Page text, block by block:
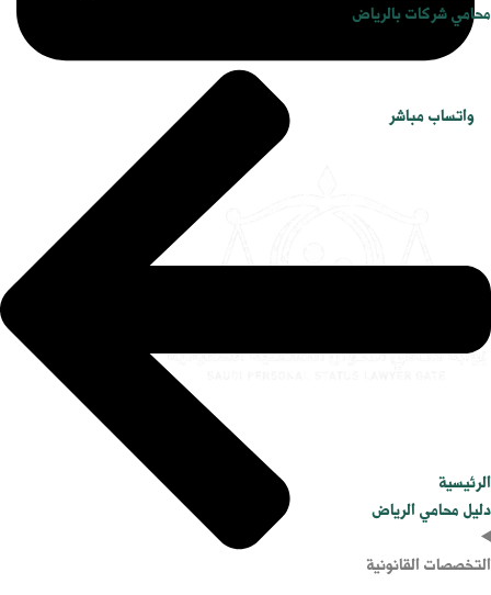
محامي شركات بالرياض
واتساب مباشر
الرئيسية
دليل محامي الرياض
التخصصات القانونية